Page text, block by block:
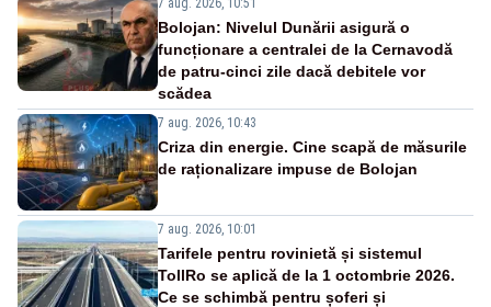
Bolojan: Nivelul Dunării asigură o
funcționare a centralei de la Cernavodă
de patru-cinci zile dacă debitele vor
scădea
7 aug. 2026, 10:43
Criza din energie. Cine scapă de măsurile
de raționalizare impuse de Bolojan
7 aug. 2026, 10:01
Tarifele pentru rovinietă și sistemul
TollRo se aplică de la 1 octombrie 2026.
Ce se schimbă pentru șoferi și